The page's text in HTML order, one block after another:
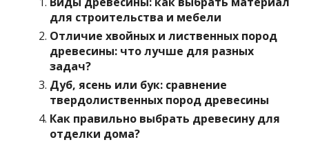
для строительства и мебели
Отличие хвойных и лиственных пород
древесины: что лучше для разных
задач?
Дуб, ясень или бук: сравнение
твердолиственных пород древесины
Как правильно выбрать древесину для
отделки дома?